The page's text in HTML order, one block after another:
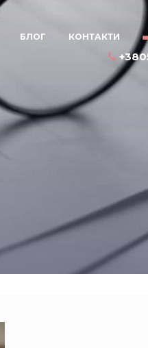
БЛОГ КОНТАКТИ